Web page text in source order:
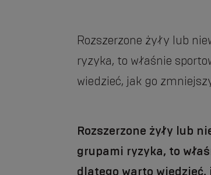
Rozszerzone żyły lub
ryzyka, to właśnie
wiedzieć, jak go
Rozszerzone żyły lub
grupami ryzyka, to
dlatego warto